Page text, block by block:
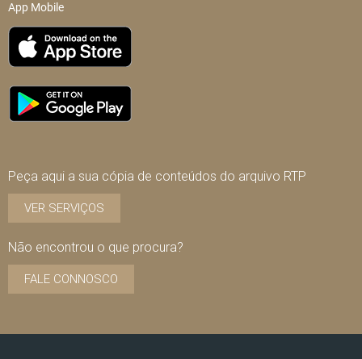
App Mobile
Peça aqui a sua cópia de conteúdos do arquivo RTP
VER SERVIÇOS
Não encontrou o que procura?
FALE CONNOSCO